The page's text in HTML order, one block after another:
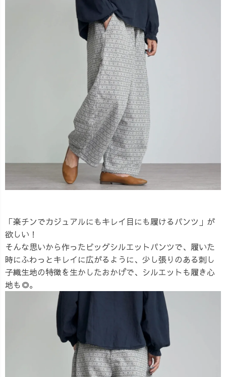
「楽チンでカジュアルにもキレイ目にも履けるパンツ」が
欲しい！
そんな思いから作ったビッグシルエットパンツで、履いた
時にふわっとキレイに広がるように、少し張りのある刺し
子織生地の特徴を生かしたおかげで、シルエットも履き心
地も◎。